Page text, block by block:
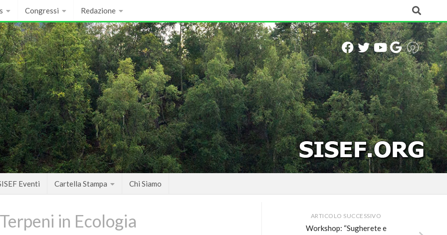
Congressi Redazione
Eventi Cartella Stampa Chi Siamo
Terpeni in Ecologia ARTICOLO SUCCESSIVO
Workshop: “Sugherete e